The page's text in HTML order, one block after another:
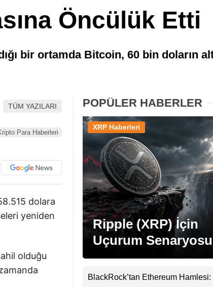
Öncülük Etti
bir ortamda Bitcoin, 60 bin doların
TÜM YAZILARI
Para Haberleri
dolara
yeniden
olduğu
POPÜLER HABERLER
Ripple (XRP) İçin
Uçurum Senaryosu
XRP Haberleri
BlackRock’tan Ethereum Hamlesi: